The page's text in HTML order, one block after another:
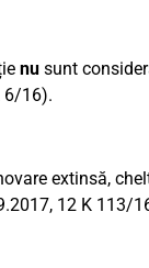
nusunt
6/16).
extinsă,
12 K 113/